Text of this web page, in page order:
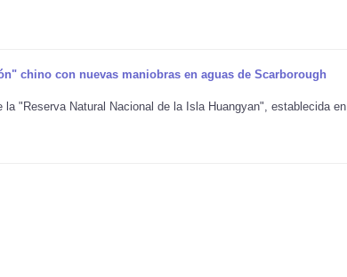
chino con nuevas maniobras en aguas de Scarborough
"Reserva Natural Nacional de la Isla Huangyan", establecida en